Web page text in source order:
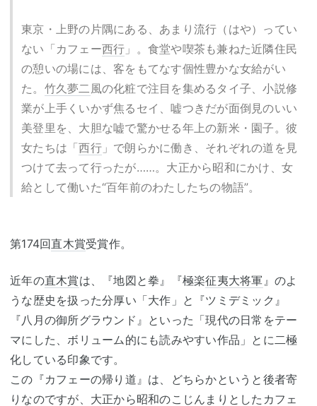
東京・上野の片隅にある、あまり流行（はや）ってい
ない「カフェー西行 」。食堂や喫茶も兼ねた近隣住民
の憩いの場には、客をもてなす個性豊かな女給がい
た。 竹久夢二風の化粧で注目を集めるタイ子、小説修
業が上手くいかず焦るセイ、嘘つきだが面倒見のいい
美登里を、大胆な嘘で驚かせる年上の新米・園子。彼
女たちは「西行」で朗らかに働き、それぞれの道を見
つけて去って行ったが……。大正から昭和にかけ、女
給として働いた“百年前のわたしたちの物語”。
第174回直木賞受賞作。
近年の直木賞は、『地図と拳』『極楽征夷大将軍 』のよ
うな歴史を扱った分厚い「大作」と『ツミデミック』
『八月の御所グラウンド』といった「現代の日常をテー
マにした、ボリューム的にも読みやすい作品」とに二極
化している印象です。
この『カフェーの帰り道』は、どちらかというと後者寄
りなのですが、大正から昭和のこじんまりとしたカフェ